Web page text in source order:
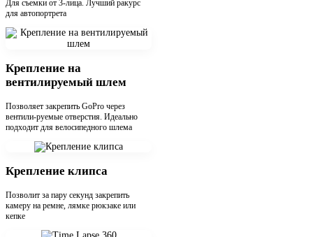
Для съемки от 3-лица. Лучший ракурс
для автопортрета
Крепление на
вентилируемый шлем
Позволяет закрепить GoPro через
вентили-руемые отверстия. Идеально
подходит для велосипедного шлема
Крепление клипса
Позволит за пару секунд закрепить
камеру на ремне, лямке рюкзаке или
кепке